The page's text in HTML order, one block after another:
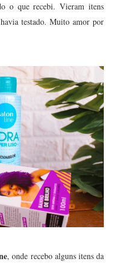
o que recebi. Vieram itens
testado. Muito amor por
, onde recebo alguns itens da